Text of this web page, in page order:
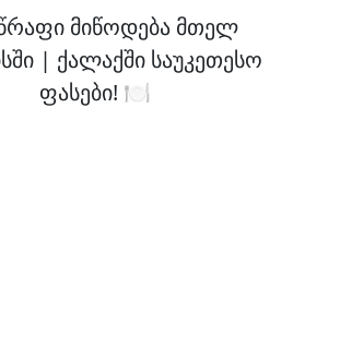
მიწოდება მთელ
| ქალაქში საუკეთესო
ფასები! 🍽️